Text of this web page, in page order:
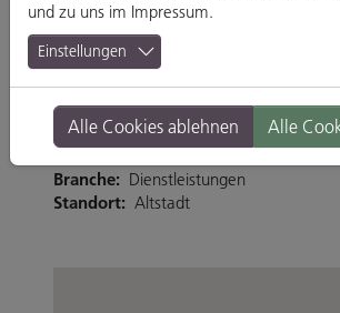
PMIO
Regensburg
Fröhliche Türkenstraße 9, 93047
Branche: Dienstleistungen
Standort: Altstadt
und zu uns im Impressum.
Einstellungen
Alle Cookies ablehnen Alle